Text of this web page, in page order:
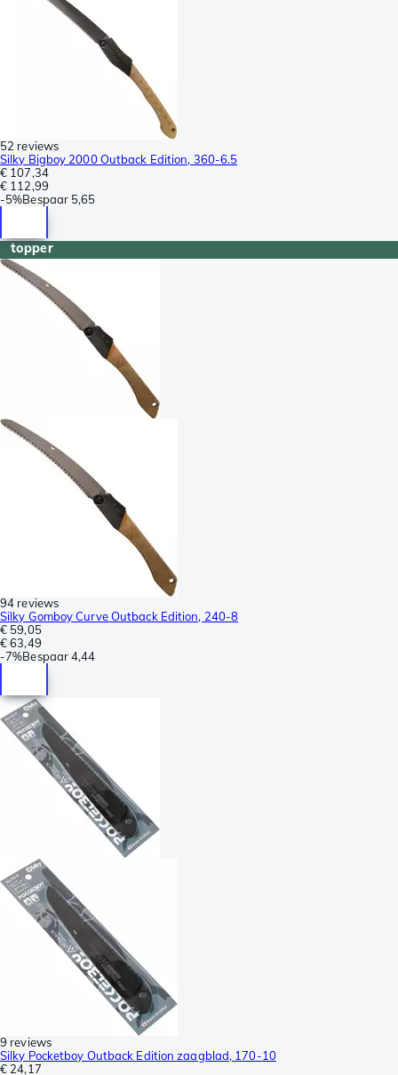
52 reviews
Silky Bigboy 2000 Outback Edition, 360-6.5
€ 107,34
€ 112,99
-5%Bespaar 5,65
topper
94 reviews
Silky Gomboy Curve Outback Edition, 240-8
€ 59,05
€ 63,49
-7%Bespaar4,44
9 reviews
Silky Pocketboy Outback Edition zaagblad, 170-10
€ 24,17